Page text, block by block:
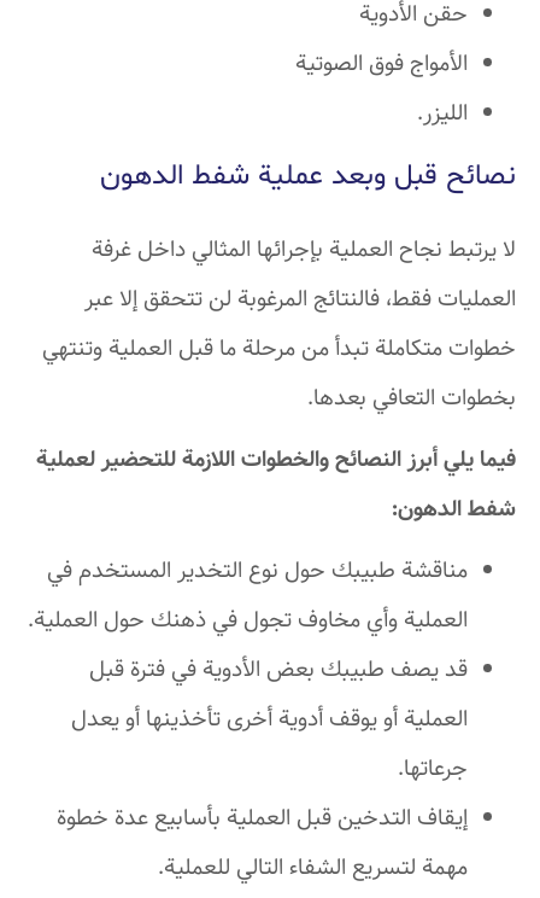
حقن الأدوية
الأمواج فوق الصوتية
الليزر.
نصائح قبل وبعد عملية شفط الدهون
لا يرتبط نجاح العملية بإجرائها المثالي داخل غرفة
العمليات فقط، فالنتائج المرغوبة لن تتحقق إلا عبر
خطوات متكاملة تبدأ من مرحلة ما قبل العملية وتنتهي
بخطوات التعافي بعدها.
فيما يلي أبرز النصائح والخطوات اللازمة للتحضير لعملية
شفط الدهون:
مناقشة طبيبك حول نوع التخدير المستخدم في
العملية وأي مخاوف تجول في ذهنك حول العملية.
قد يصف طبيبك بعض الأدوية في فترة قبل
العملية أو يوقف أدوية أخرى تأخذينها أو يعدل
جرعاتها.
إيقاف التدخين قبل العملية بأسابيع عدة خطوة
مهمة لتسريع الشفاء التالي للعملية.